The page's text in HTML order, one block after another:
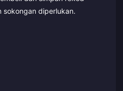
sokongan diperlukan.